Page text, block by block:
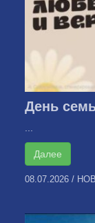
День
Далее
08.07.2026 /